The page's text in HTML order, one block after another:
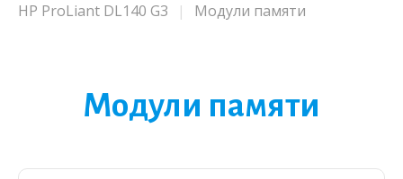
HP ProLiant DL140 G3
Модули памяти
Модули памяти